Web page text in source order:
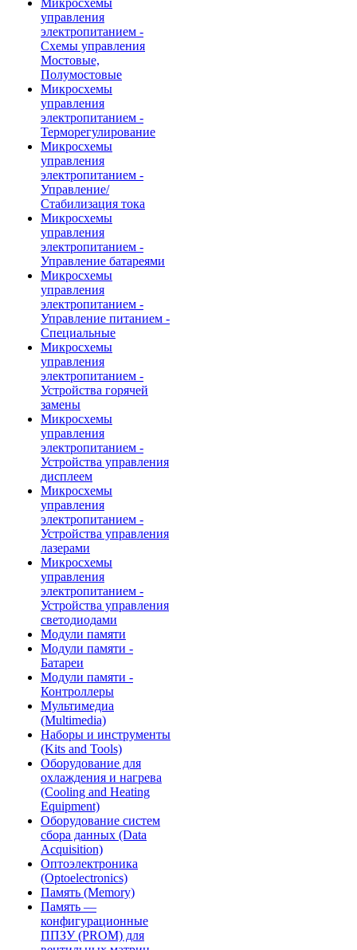
Микросхемы
управления
электропитанием -
Схемы управления
Мостовые,
Полумостовые
Микросхемы
управления
электропитанием -
Терморегулирование
Микросхемы
управления
электропитанием -
Управление/
Стабилизация тока
Микросхемы
управления
электропитанием -
Управление батареями
Микросхемы
управления
электропитанием -
Управление питанием -
Специальные
Микросхемы
управления
электропитанием -
Устройства горячей
замены
Микросхемы
управления
электропитанием -
Устройства управления
дисплеем
Микросхемы
управления
электропитанием -
Устройства управления
лазерами
Микросхемы
управления
электропитанием -
Устройства управления
светодиодами
Модули памяти
Модули памяти -
Батареи
Модули памяти -
Контроллеры
Мультимедиа
(Multimedia)
Наборы и инструменты
(Kits and Tools)
Оборудование для
охлаждения и нагрева
(Cooling and Heating
Equipment)
Оборудование систем
сбора данных (Data
Acquisition)
Оптоэлектроника
(Optoelectronics)
Память (Memory)
Память —
конфигурационные
ППЗУ (PROM) для